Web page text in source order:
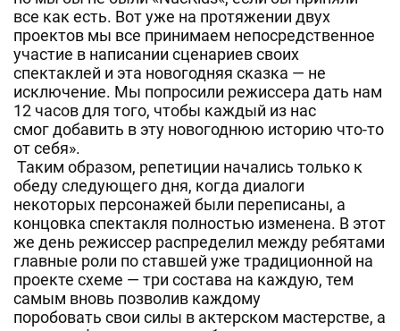
все как есть. Вот уже на протяжении двух
проектов мы все принимаем непосредственное
участие в написании сценариев своих
спектаклей и эта новогодняя сказка — не
исключение. Мы попросили режиссера дать нам
12 часов для того, чтобы каждый из нас
смог добавить в эту новогоднюю историю что-то
от себя».
Таким образом, репетиции начались только к
обеду следующего дня, когда диалоги
некоторых персонажей были переписаны, а
концовка спектакля полностью изменена. В этот
же день режиссер распределил между ребятами
главные роли по ставшей уже традиционной на
проекте схеме — три состава на каждую, тем
самым вновь позволив каждому
поробовать свои силы в актерском мастерстве, а